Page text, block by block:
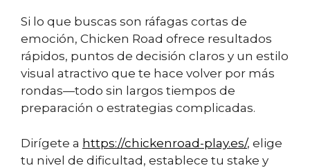
Si lo que buscas son ráfagas cortas de
emoción, Chicken Road ofrece resultados
rápidos, puntos de decisión claros y un estilo
visual atractivo que te hace volver por más
rondas—todo sin largos tiempos de
preparación o estrategias complicadas.
Dirígete a https://chickenroad-play.es/, elige
tu nivel de dificultad, establece tu stake y